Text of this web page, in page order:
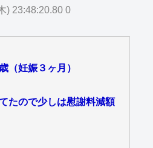
) 23:48:20.80 0
妊娠３ヶ月）
たので少しは慰謝料減額